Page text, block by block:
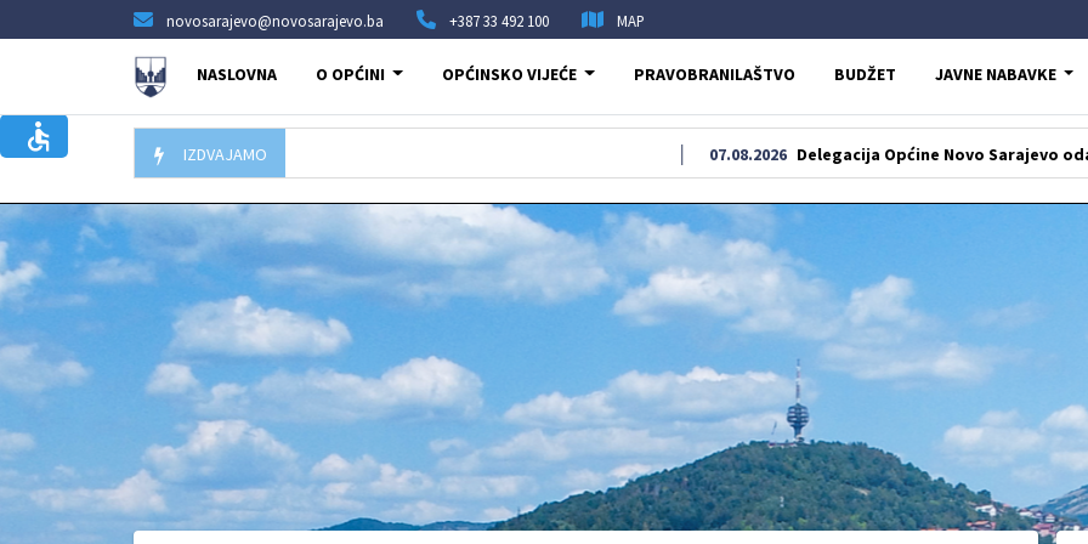
novosarajevo@novosarajevo.ba +387 33 492 100 MAP
NASLOVNA O OPĆINI OPĆINSKO VIJEĆE PRAVOBRANILAŠTVO BUDŽET JAVNE NABAVKE
IZDVAJAMO Delegacija Općine Novo Sarajevo odala počast